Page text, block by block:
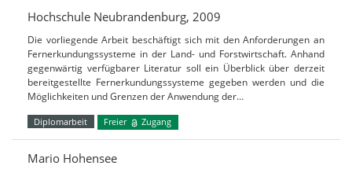
Hochschule Neubrandenburg, 2009
Die vorliegende Arbeit beschäftigt sich mit den Anforderungen an
Fernerkundungssysteme in der Land- und Forstwirtschaft. Anhand
gegenwärtig verfügbarer Literatur soll ein Überblick über derzeit
bereitgestellte Fernerkundungssysteme gegeben werden und die
Möglichkeiten und Grenzen der Anwendung der…
Diplomarbeit Freier Zugang
Mario Hohensee